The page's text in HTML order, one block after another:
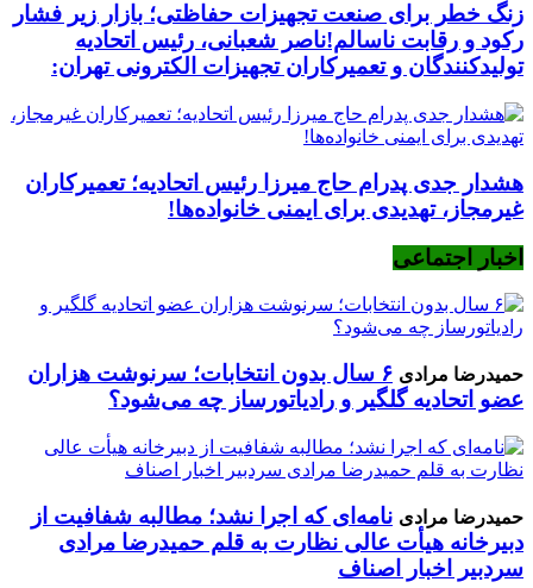
زنگ خطر برای صنعت تجهیزات حفاظتی؛ بازار زیر فشار
رکود و رقابت ناسالم!ناصر شعبانی، رئیس اتحادیه
تولیدکنندگان و تعمیرکاران تجهیزات الکترونی تهران:
هشدار جدی پدرام حاج میرزا رئیس اتحادیه؛ تعمیرکاران
غیرمجاز، تهدیدی برای ایمنی خانواده‌ها!
اخبار اجتماعی
حمیدرضا مرادی
۶ سال بدون انتخابات؛ سرنوشت هزاران
عضو اتحادیه گلگیر و رادیاتورساز چه می‌شود؟
حمیدرضا مرادی نامه‌ای که اجرا نشد؛ مطالبه شفافیت از
دبیرخانه هیأت عالی نظارت به قلم حمیدرضا مرادی
سردبیر اخبار اصناف